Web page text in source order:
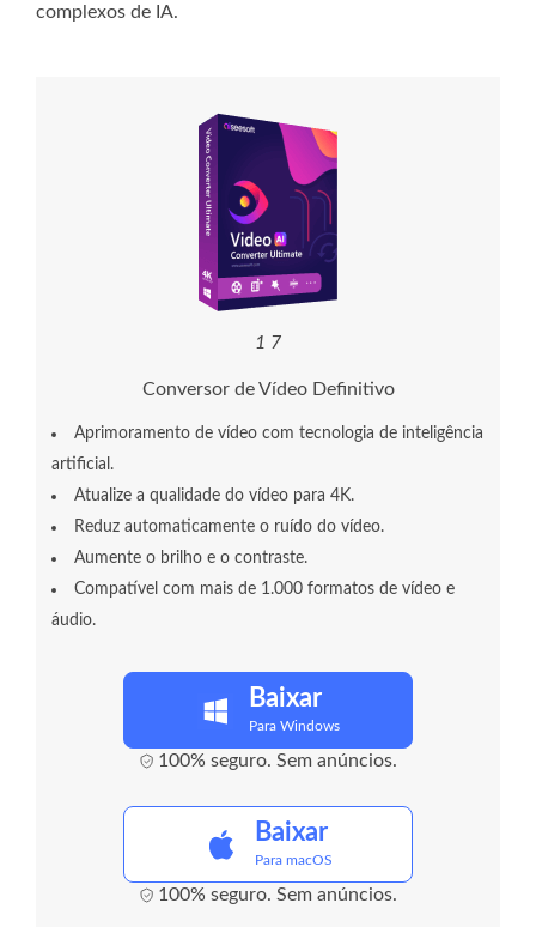
complexos de IA.
2 2
Conversor de Vídeo Definitivo
Aprimoramento de vídeo com tecnologia de inteligência
artificial.
Atualize a qualidade do vídeo para 4K.
Reduz automaticamente o ruído do vídeo.
Aumente o brilho e o contraste.
Compatível com mais de 1.000 formatos de vídeo e
áudio.
Baixar
Para Windows
100% seguro. Sem anúncios.
Baixar
Para macOS
100% seguro. Sem anúncios.